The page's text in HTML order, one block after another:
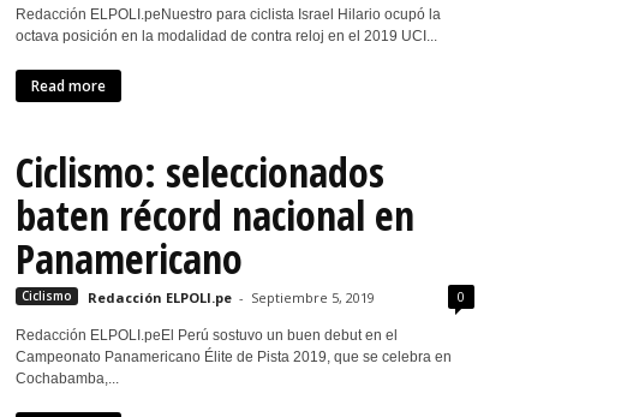
Redacción ELPOLI.peNuestro para ciclista Israel Hilario ocupó la
octava posición en la modalidad de contra reloj en el 2019 UCI...
Read more
Ciclismo: seleccionados
baten récord nacional en
Panamericano
Ciclismo Redacción ELPOLI.pe - Septiembre 5, 2019 0
Redacción ELPOLI.peEl Perú sostuvo un buen debut en el
Campeonato Panamericano Élite de Pista 2019, que se celebra en
Cochabamba,...